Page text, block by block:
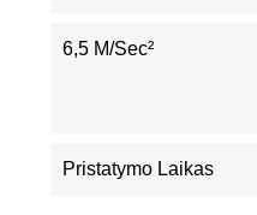
6,5 M/sec²
Pristatymo Laikas